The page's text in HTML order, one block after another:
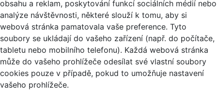
obsahu a reklam, poskytování funkcí sociálních médií nebo
analýze návštěvnosti, některé slouží k tomu, aby si
webová stránka pamatovala vaše preference. Tyto
soubory se ukládají do vašeho zařízení (např. do počítače,
tabletu nebo mobilního telefonu). Každá webová stránka
může do vašeho prohlížeče odesílat své vlastní soubory
cookies pouze v případě, pokud to umožňuje nastavení
vašeho prohlížeče.